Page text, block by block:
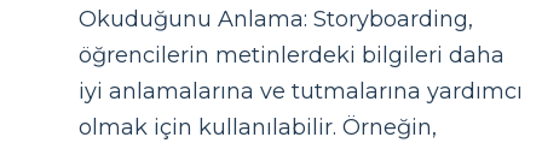
Okuduğunu Anlama: Storyboarding,
öğrencilerin metinlerdeki bilgileri daha
iyi anlamalarına ve tutmalarına yardımcı
olmak için kullanılabilir. Örneğin,